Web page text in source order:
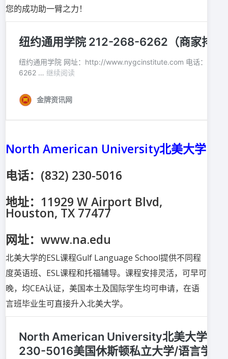
您的成功助一臂之力！
North American University北美大学
电话：(832) 230-5016
地址：11929 W Airport Blvd,
Houston, TX 77477
网址：www.na.edu
北美大学的ESL课程Gulf Language School提供不同程
度英语班、ESL课程和托福辅导。课程安排灵活，可早可
晚，均CEA认证，美国本土及国际学生均可申请，在语
言班毕业生可直接升入北美大学。